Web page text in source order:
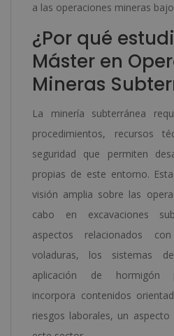
a las operaciones mineras
¿Por qué
Máster en
Mineras
La minería subterránea
procedimientos, recursos
seguridad que permiten
propias de este entorno.
visión amplia sobre las
cabo en excavaciones
aspectos relacionados
voladuras, los sistemas
aplicación de hormigón
incorpora contenidos
riesgos laborales, un